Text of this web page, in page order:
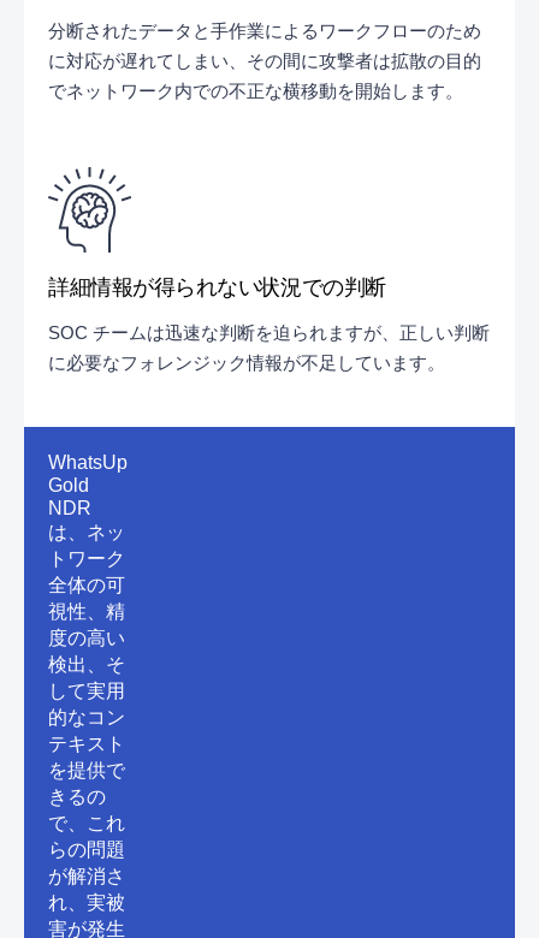
分断されたデータと手作業によるワークフローのため
に対応が遅れてしまい、その間に攻撃者は拡散の目的
でネットワーク内での不正な横移動を開始します。
詳細情報が得られない状況での判断
SOC チームは迅速な判断を迫られますが、正しい判断
に必要なフォレンジック情報が不足しています。
WhatsUp
Gold
NDR
は、ネッ
トワーク
全体の可
視性、精
度の高い
検出、そ
して実用
的なコン
テキスト
を提供で
きるの
で、これ
らの問題
が解消さ
れ、実被
害が発生